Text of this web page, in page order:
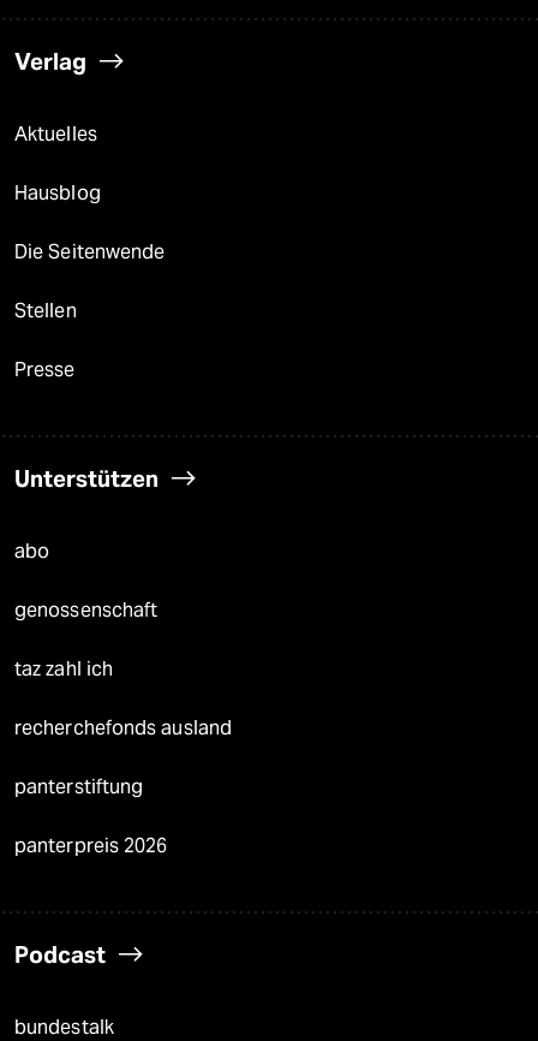
Verlag
Aktuelles
Hausblog
Die Seitenwende
Stellen
Presse
Unterstützen
abo
genossenschaft
taz zahl ich
recherchefonds ausland
panterstiftung
panterpreis 2026
Podcast
bundestalk